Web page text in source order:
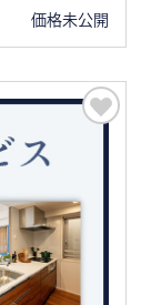
価格未公開